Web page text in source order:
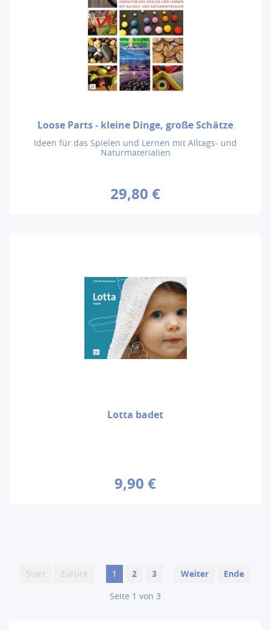
Loose Parts - kleine Dinge, große Schätze
Ideen für das Spielen und Lernen mit Alltags- und
Naturmaterialien
29,80 €
Lotta badet
9,90 €
Start Zurück 1 2 3 Weiter
Ende
Seite 1 von 3